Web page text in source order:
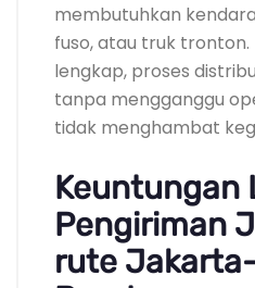
membutuhkan
fuso, atau truk
lengkap, proses
tanpa mengganggu
tidak menghambat
Keuntungan
Pengiriman
rute